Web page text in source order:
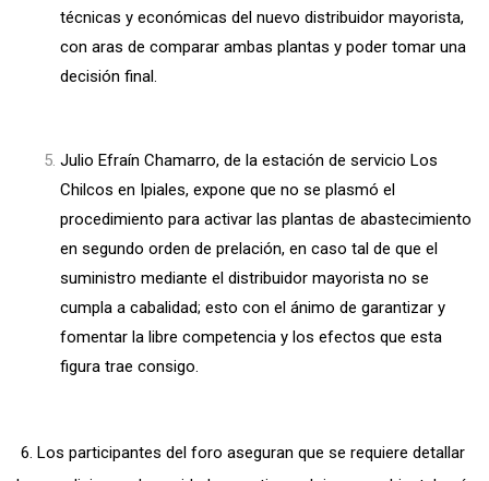
técnicas y económicas del nuevo distribuidor mayorista,
con aras de comparar ambas plantas y poder tomar una
decisión final.
Julio Efraín Chamarro, de la estación de servicio Los
Chilcos en Ipiales, expone que no se plasmó el
procedimiento para activar las plantas de abastecimiento
en segundo orden de prelación, en caso tal de que el
suministro mediante el distribuidor mayorista no se
cumpla a cabalidad; esto con el ánimo de garantizar y
fomentar la libre competencia y los efectos que esta
figura trae consigo.
6. Los participantes del foro aseguran que se requiere detallar